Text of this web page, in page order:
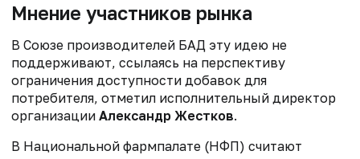
Мнение участников рынка
В Союзе производителей БАД эту идею не
поддерживают, ссылаясь на перспективу
ограничения доступности добавок для
потребителя, отметил исполнительный директор
организации Александр Жестков.
В Национальной фармпалате (НФП) считают